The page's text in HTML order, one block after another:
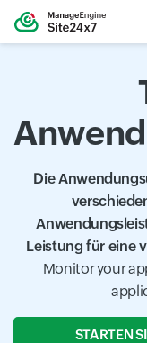
Die
Leistung für eine
Monitor your
STARTEN